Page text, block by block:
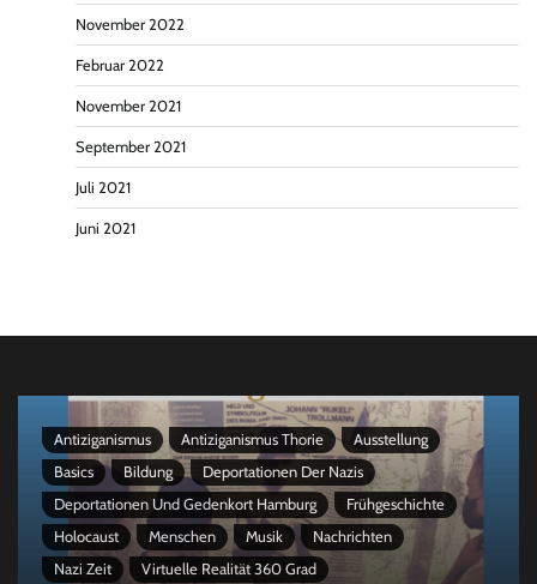
November 2022
Februar 2022
November 2021
September 2021
Juli 2021
Juni 2021
Antiziganismus Antiziganismus Thorie
Ausstellung
Basics
Bildung
Deportationen Der Nazis
Deportationen Und Gedenkort Hamburg
Frühgeschichte
Holocaust
Menschen Musik
Nachrichten
Nazi Zeit
Virtuelle Realität 360 Grad